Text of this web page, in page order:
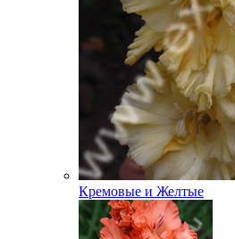
Кремовые и Желтые